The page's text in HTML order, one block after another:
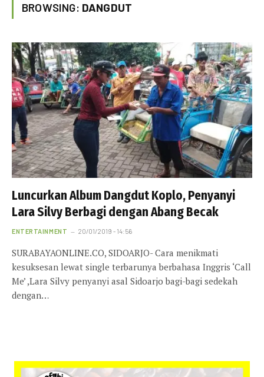
BROWSING: DANGDUT
Luncurkan Album Dangdut Koplo, Penyanyi
Lara Silvy Berbagi dengan Abang Becak
ENTERTAINMENT 20/01/2019 - 14:56
SURABAYAONLINE.CO, SIDOARJO- Cara menikmati
kesuksesan lewat single terbarunya berbahasa Inggris ‘Call
Me’ ,Lara Silvy penyanyi asal Sidoarjo bagi-bagi sedekah
dengan…